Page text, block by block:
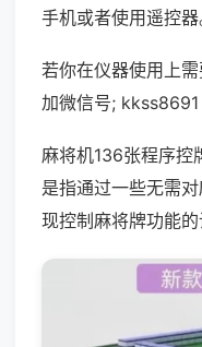
手机或者使用遥控器
若你在仪器使用上
加微信号; kkss8691
麻将机136张程序控
是指通过一些无需
现控制麻将牌功能的